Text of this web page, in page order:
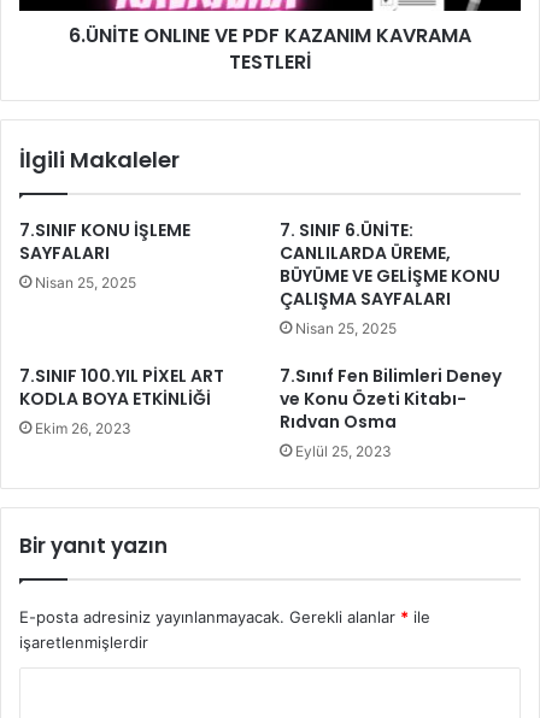
6.ÜNİTE ONLINE VE PDF KAZANIM KAVRAMA
TESTLERİ
İlgili Makaleler
7.SINIF KONU İŞLEME
SAYFALARI
Nisan 25, 2025
7. SINIF 6.ÜNİTE:
CANLILARDA ÜREME,
BÜYÜME VE GELİŞME KONU
ÇALIŞMA SAYFALARI
Nisan 25, 2025
7.SINIF 100.YIL PİXEL ART
KODLA BOYA ETKİNLİĞİ
Ekim 26, 2023
7.Sınıf Fen Bilimleri Deney
ve Konu Özeti Kitabı-
Rıdvan Osma
Eylül 25, 2023
Bir yanıt yazın
E-posta adresiniz yayınlanmayacak. Gerekli alanlar * ile
işaretlenmişlerdir